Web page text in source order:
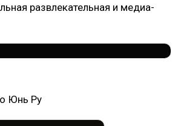
развлекательная и медиа-
Юнь Ру